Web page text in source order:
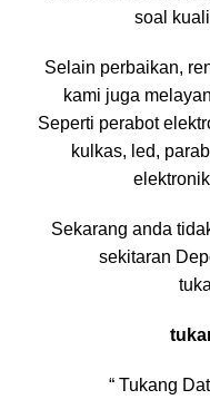
soal
Selain perbaikan,
kami juga
Seperti perabot
kulkas, led,
Sekarang anda
sekitaran
“ Tukang